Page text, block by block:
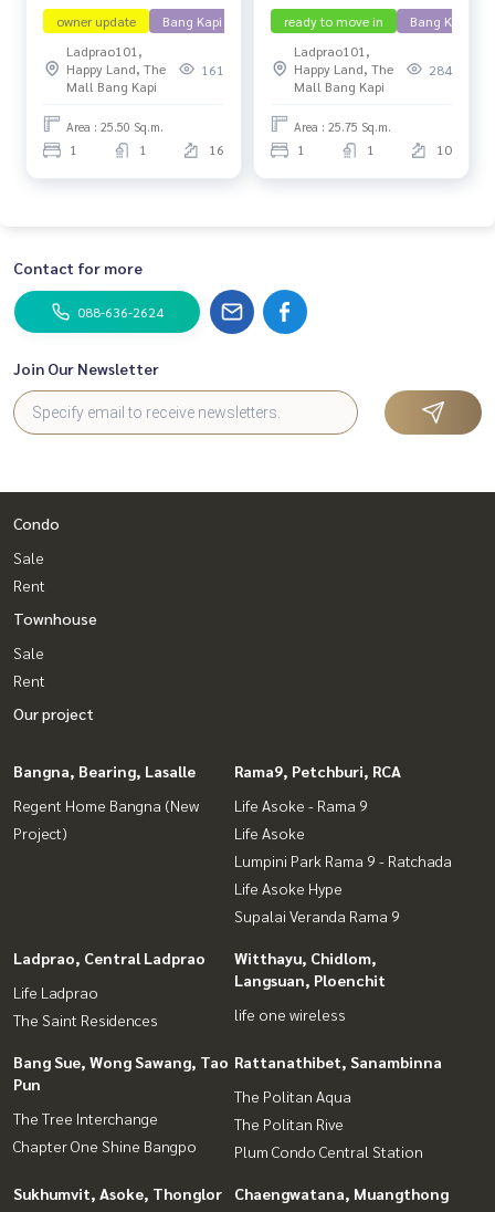
owner update
Bang Kapi
Ladprao101,
Happy Land, The
Mall Bang Kapi
161
Area : 25.50 Sq.m.
1 1 16
ready to move in
Bang Kapi
Ladprao101,
Happy Land, The
Mall Bang Kapi
284
Area : 25.75 Sq.m.
1 1 10
Contact for more
088-636-2624
Join Our Newsletter
Condo
Sale
Rent
Townhouse
Sale
Rent
Our project
Bangna, Bearing, Lasalle
Regent Home Bangna (New
Project)
Rama9, Petchburi, RCA
Life Asoke - Rama 9
Life Asoke
Lumpini Park Rama 9 - Ratchada
Life Asoke Hype
Supalai Veranda Rama 9
Ladprao, Central Ladprao
Life Ladprao
The Saint Residences
Witthayu, Chidlom,
Langsuan, Ploenchit
life one wireless
Bang Sue, Wong Sawang, Tao
Pun
The Tree Interchange
Chapter One Shine Bangpo
Rattanathibet, Sanambinna
The Politan Aqua
The Politan Rive
Plum Condo Central Station
Sukhumvit, Asoke, Thonglor Chaengwatana, Muangthong